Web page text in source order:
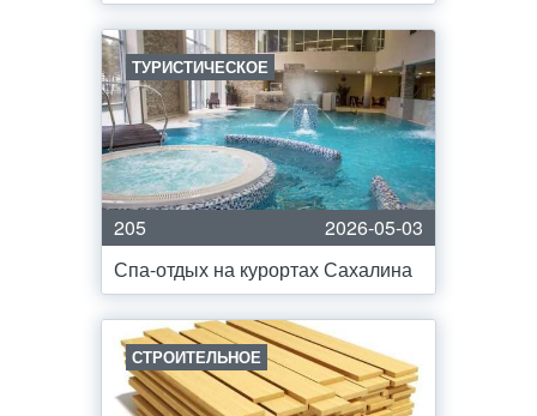
ТУРИСТИЧЕСКОЕ
205
2026-05-03
Спа-отдых на курортах Сахалина
СТРОИТЕЛЬНОЕ